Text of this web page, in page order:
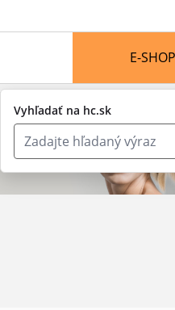
Vyhľadať na hc.sk
E-SHOP